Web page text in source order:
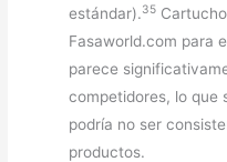
estándar).35
Fasaworld.com para
parece
competidores, lo que
podría no ser
productos.